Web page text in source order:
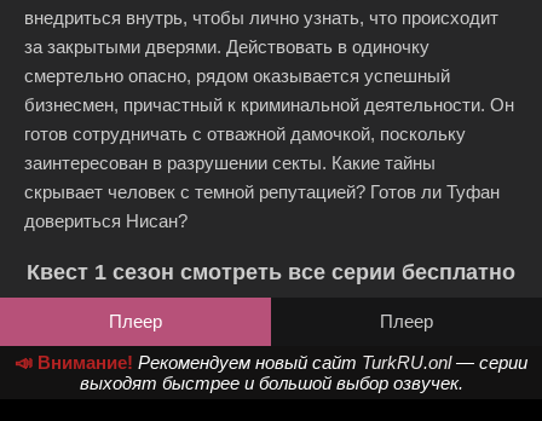
внедриться внутрь, чтобы лично узнать, что происходит
за закрытыми дверями. Действовать в одиночку
смертельно опасно, рядом оказывается успешный
бизнесмен, причастный к криминальной деятельности. Он
готов сотрудничать с отважной дамочкой, поскольку
заинтересован в разрушении секты. Какие тайны
скрывает человек с темной репутацией? Готов ли Туфан
довериться Нисан?
Квест 1 сезон смотреть все серии бесплатно
Плеер
Плеер
📣 Внимание! Рекомендуем новый сайт TurkRU.onl— серии
выходят быстрее и большой выбор озвучек.